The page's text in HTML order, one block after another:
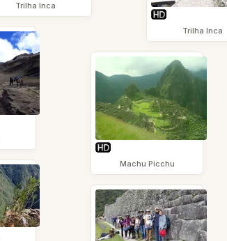
Trilha Inca
Trilha Inca
Machu Picchu